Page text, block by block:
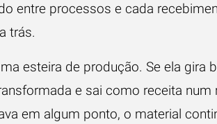
entre processos e cada
trás.
esteira de produção. Se ela gira
e sai como receita num
em algum ponto, o material